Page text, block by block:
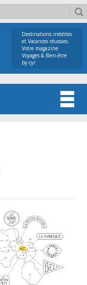
Destinations inédites
et Vacances réussies.
Votre magazine
Voyages & Bien-être
by cyr.